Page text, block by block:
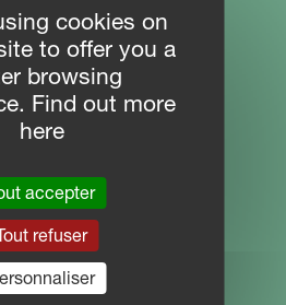
DU SITE
cookies on
to offer you a
browsing
Find out more
here
accepter
refuser